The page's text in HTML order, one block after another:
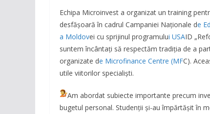
Echipa Microinvest a organizat un training
desfășoară în cadrul Campaniei Naționale de
a Moldovei cu sprijinul programului USAID
suntem încântați să respectăm tradiția de a
organizate de Microfinance Centre (MFC).
utile viitorilor specialiști.
Am abordat subiecte importante precum
bugetul personal. Studenții și-au împărtășit în